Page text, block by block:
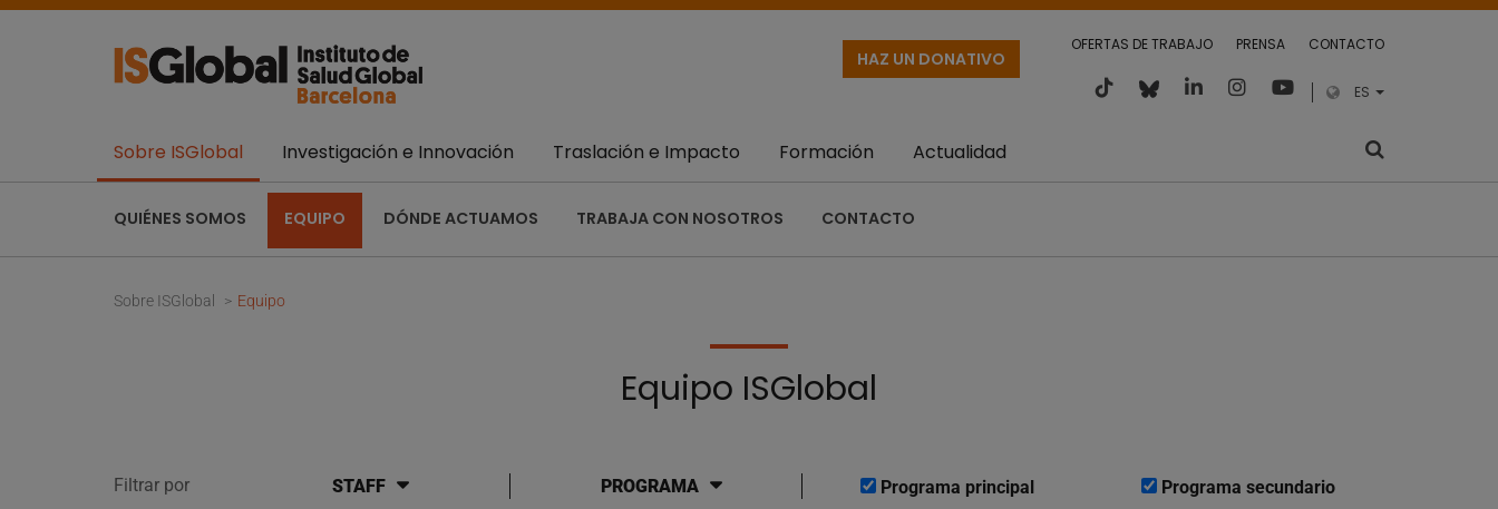
OFERTAS DE TRABAJO PRENSA CONTACTO
ES
HAZ UN DONATIVO
Sobre ISGlobal
QUIÉNES SOMOS EQUIPO DÓNDE ACTUAMOS TRABAJA CON NOSOTROS CONTACTO
Investigación e Innovación Traslación e Impacto Formación Actualidad
Sobre ISGlobal Equipo
Equipo ISGlobal
Filtrar por STAFF PROGRAMA Programa principal Programa secundario